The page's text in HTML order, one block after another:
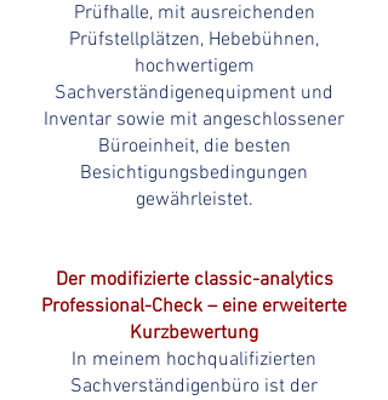
Prüfhalle, mit ausreichenden
Prüfstellplätzen, Hebebühnen,
hochwertigem
Sachverständigenequipment und
Inventar sowie mit angeschlossener
Büroeinheit, die besten
Besichtigungsbedingungen
gewährleistet.
Der modifizierte classic-analytics
Professional-Check – eine erweiterte
Kurzbewertung
In meinem hochqualifizierten
Sachverständigenbüro ist der